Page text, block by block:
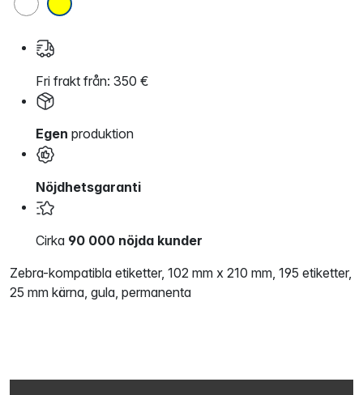
Fri frakt från: 350 €
Egen produktion
Nöjdhetsgaranti
Cirka 90 000 nöjda kunder
Zebra-kompatibla etiketter, 102 mm x 210 mm, 195 etiketter,
25 mm kärna, gula, permanenta